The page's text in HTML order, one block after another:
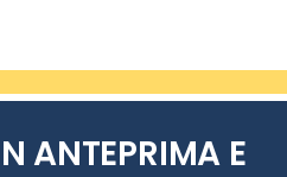
ANTEPRIMA E